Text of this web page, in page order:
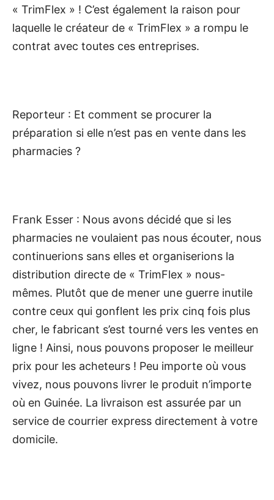
« TrimFlex » ! C’est également la raison pour
laquelle le créateur de « TrimFlex » a rompu le
contrat avec toutes ces entreprises.
Reporteur : Et comment se procurer la
préparation si elle n’est pas en vente dans les
pharmacies ?
Frank Esser : Nous avons décidé que si les
pharmacies ne voulaient pas nous écouter, nous
continuerions sans elles et organiserions la
distribution directe de « TrimFlex » nous-
mêmes. Plutôt que de mener une guerre inutile
contre ceux qui gonflent les prix cinq fois plus
cher, le fabricant s’est tourné vers les ventes en
ligne ! Ainsi, nous pouvons proposer le meilleur
prix pour les acheteurs ! Peu importe où vous
vivez, nous pouvons livrer le produit n’importe
où en Guinée. La livraison est assurée par un
service de courrier express directement à votre
domicile.